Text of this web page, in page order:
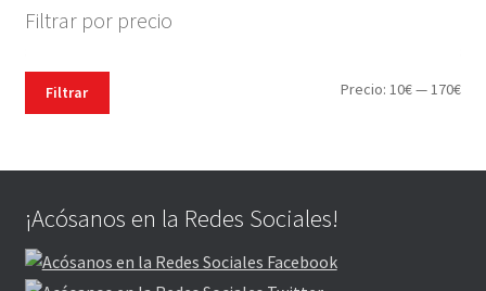
Filtrar por precio
Filtrar Precio: 10€— 170€
¡Acósanos en la Redes Sociales!